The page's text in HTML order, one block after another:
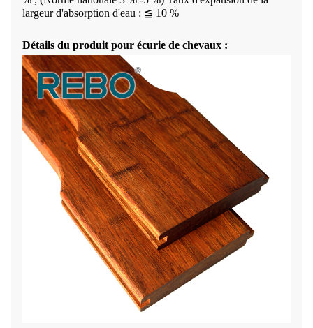
largeur d'absorption d'eau : ≦ 10 %
Détails du produit pour écurie de chevaux :